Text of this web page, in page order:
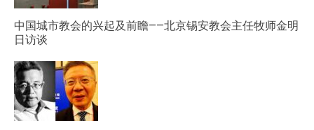
中国城市教会的兴起及前瞻——北京锡安教会主任牧师金明
日访谈